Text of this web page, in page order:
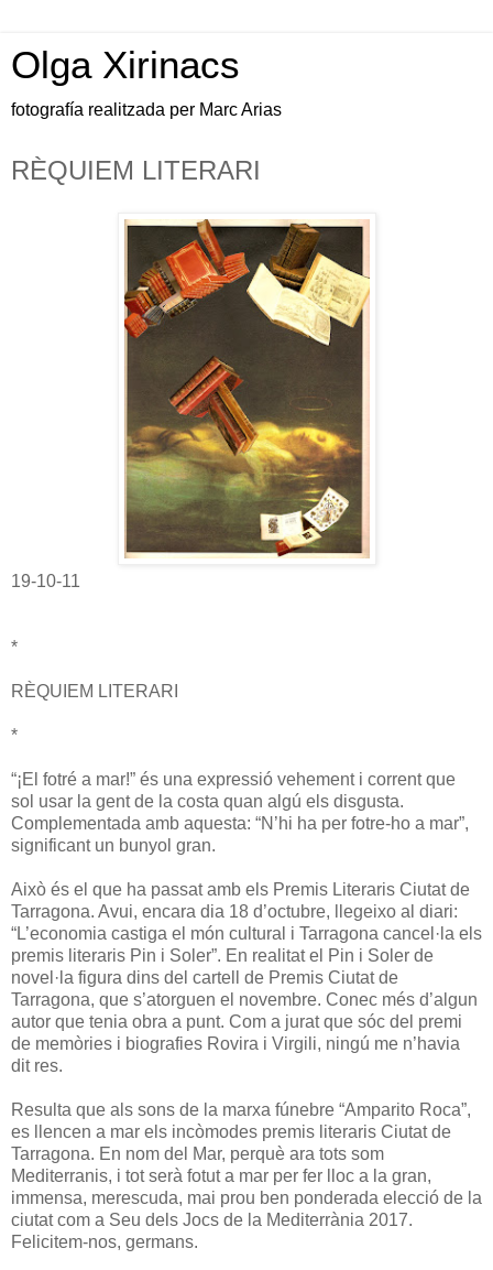
Olga Xirinacs
fotografía realitzada per Marc Arias
RÈQUIEM LITERARI
19-10-11
*
RÈQUIEM LITERARI
*
“¡El fotré a mar!” és una expressió vehement i corrent que
sol usar la gent de la costa quan algú els disgusta.
Complementada amb aquesta: “N’hi ha per fotre-ho a mar”,
significant un bunyol gran.
Això és el que ha passat amb els Premis Literaris Ciutat de
Tarragona. Avui, encara dia 18 d’octubre, llegeixo al diari:
“L’economia castiga el món cultural i Tarragona cancel·la els
premis literaris Pin i Soler”. En realitat el Pin i Soler de
novel·la figura dins del cartell de Premis Ciutat de
Tarragona, que s’atorguen el novembre. Conec més d’algun
autor que tenia obra a punt. Com a jurat que sóc del premi
de memòries i biografies Rovira i Virgili, ningú me n’havia
dit res.
Resulta que als sons de la marxa fúnebre “Amparito Roca”,
es llencen a mar els incòmodes premis literaris Ciutat de
Tarragona. En nom del Mar, perquè ara tots som
Mediterranis, i tot serà fotut a mar per fer lloc a la gran,
immensa, merescuda, mai prou ben ponderada elecció de la
ciutat com a Seu dels Jocs de la Mediterrània 2017.
Felicitem-nos, germans.